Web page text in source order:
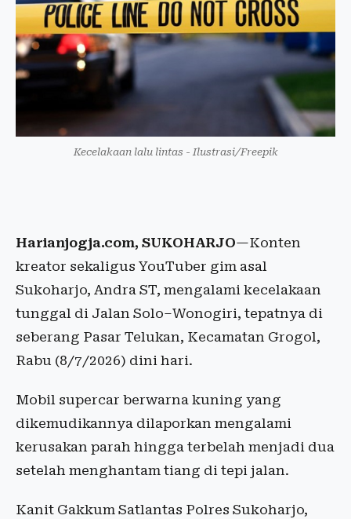
Kecelakaan lalu lintas - Ilustrasi/Freepik
Harianjogja.com, SUKOHARJO—Konten
kreator sekaligus YouTuber gim asal
Sukoharjo, Andra ST, mengalami kecelakaan
tunggal di Jalan Solo–Wonogiri, tepatnya di
seberang Pasar Telukan, Kecamatan Grogol,
Rabu (8/7/2026) dini hari.
Mobil supercar berwarna kuning yang
dikemudikannya dilaporkan mengalami
kerusakan parah hingga terbelah menjadi dua
setelah menghantam tiang di tepi jalan.
Kanit Gakkum Satlantas Polres Sukoharjo,